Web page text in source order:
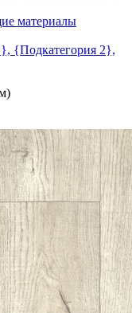
материалы
{Подкатегория 2},